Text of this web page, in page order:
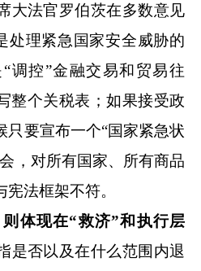
大法官罗伯茨在多数意见
处理紧急国家安全威胁的
调控”金融交易和贸易往
整个关税表；如果接受政
只要宣布一个“国家紧急状
，对所有国家、所有商品
法框架不符。
体现在“救济”和执行层
是否以及在什么范围内退